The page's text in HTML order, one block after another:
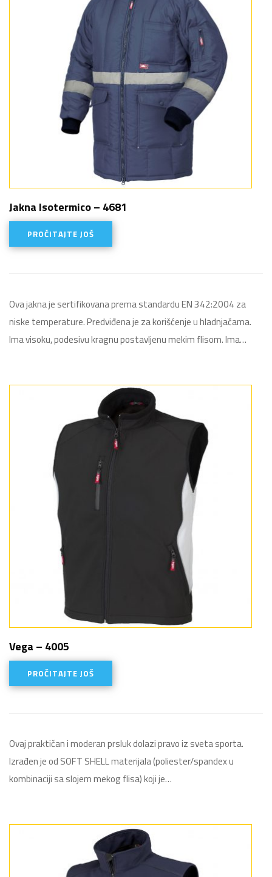
Jakna Isotermico – 4681
PROČITAJTE JOŠ
Ova jakna je sertifikovana prema standardu EN 342:2004 za
niske temperature. Predviđena je za korišćenje u hladnjačama.
Ima visoku, podesivu kragnu postavljenu mekim flisom. Ima…
Vega – 4005
PROČITAJTE JOŠ
Ovaj praktičan i moderan prsluk dolazi pravo iz sveta sporta.
Izrađen je od SOFT SHELL materijala (poliester/spandex u
kombinaciji sa slojem mekog flisa) koji je…